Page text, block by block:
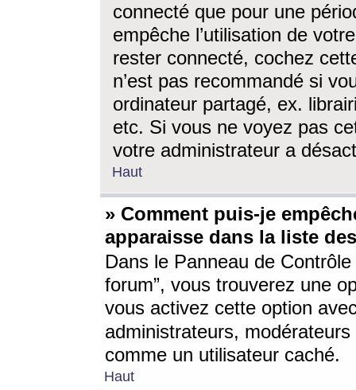
connecté que pour une
empêche l’utilisation de
rester connecté, cochez
n’est pas recommandé si
ordinateur partagé, ex.
etc. Si vous ne voyez pas
votre administrateur a
Haut
» Comment puis-je
apparaisse dans la liste
Dans le Panneau de
forum”, vous trouverez une
vous activez cette option
administrateurs,
comme un utilisateur caché.
Haut